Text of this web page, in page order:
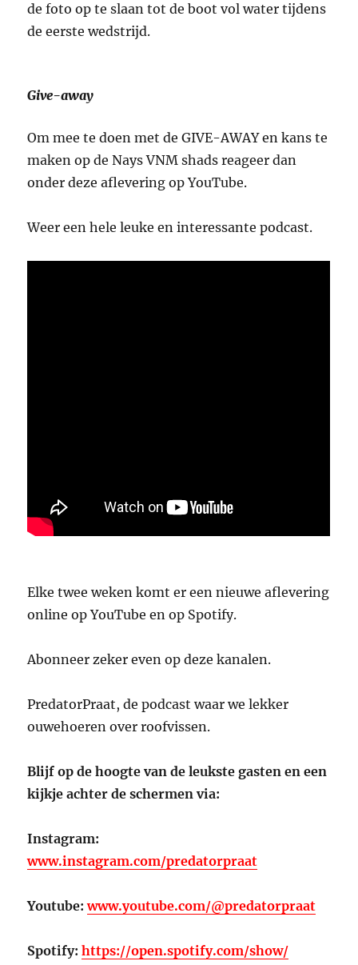
de foto op te slaan tot de boot vol water tijdens
de eerste wedstrijd.
Give-away
Om mee te doen met de GIVE-AWAY en kans te
maken op de Nays VNM shads reageer dan
onder deze aflevering op YouTube.
Weer een hele leuke en interessante podcast.
Elke twee weken komt er een nieuwe aflevering
online op YouTube en op Spotify.
Abonneer zeker even op deze kanalen.
PredatorPraat, de podcast waar we lekker
ouwehoeren over roofvissen.
Blijf op de hoogte van de leukste gasten en een
kijkje achter de schermen via:
Instagram:
www.instagram.com/predatorpraat
Youtube:www.youtube.com/@predatorpraat
Spotify:https://open.spotify.com/show/